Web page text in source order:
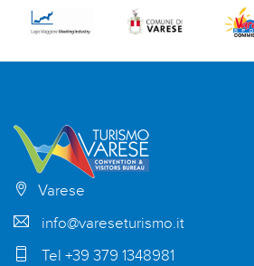
Varese
info@vareseturismo.it
Tel +39 379 1348981